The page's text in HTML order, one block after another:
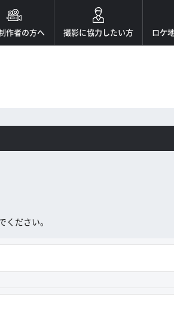
作者の方へ 撮影に協力したい方 ロケ
ください。